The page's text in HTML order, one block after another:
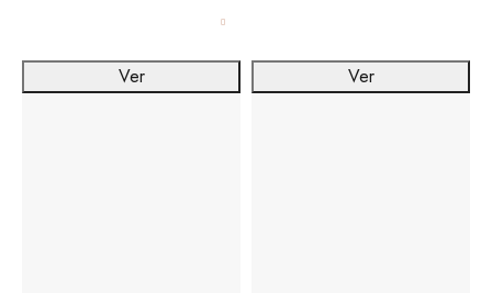
Ver Ver